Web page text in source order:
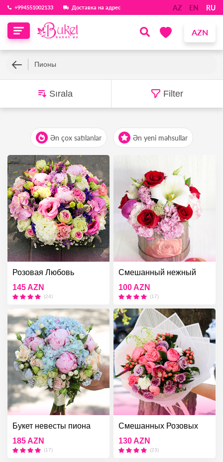
‪+994551002133‬ Доставка на адрес AZ EN RU
AZN
Пионы
Sırala Filter
Ən çox satılanlar Ən yeni məhsullar
Розовая Любовь
145 AZN
(24)
Смешанный нежный
цветок в коробке
100 AZN
(17)
Букет невесты пиона
185 AZN
(17)
Смешанных Розовых
Цветов
130 AZN
(23)